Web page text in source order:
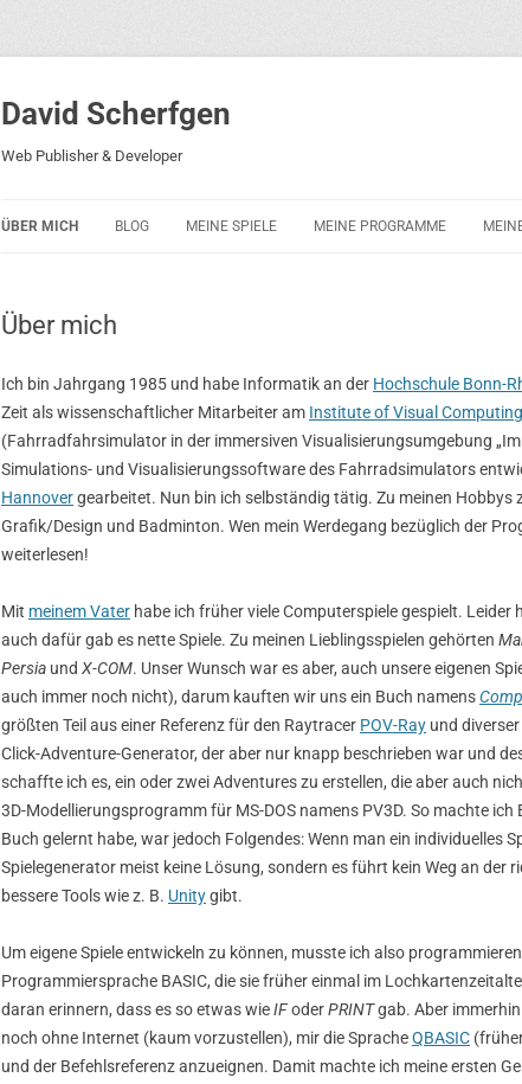
David Scherfgen
Web Publisher & Developer
ÜBER MICH BLOG MEINE SPIELE
RICARDO 2
ROCKET RAGE
ROLLMORAD — GUHASE 2010
MEINE PROGRAMME
Über mich
Ich bin Jahrgang 1985 und habe Informatik an der Hochschule Bonn-
Zeit als wissenschaftlicher Mitarbeiter am Institute of Visual Computing
(Fahrradfahrsimulator in der immersiven Visualisierungsumgebung
Simulations- und Visualisierungssoftware des Fahrradsimulators
Hannovergearbeitet. Nun bin ich selbständig tätig. Zu meinen Hobbys
Grafik/Design und Badminton. Wen mein Werdegang bezüglich der
weiterlesen!
Mit meinem Vater habe ich früher viele Computerspiele gespielt.
auch dafür gab es nette Spiele. Zu meinen Lieblingsspielen gehörten
Persia und X-COM. Unser Wunsch war es aber, auch unsere eigenen
auch immer noch nicht), darum kauften wir uns ein Buch namens
größten Teil aus einer Referenz für den Raytracer POV-Ray und
Click-Adventure-Generator, der aber nur knapp beschrieben war und
schaffte ich es, ein oder zwei Adventures zu erstellen, die aber auch
3D-Modellierungsprogramm für MS-DOS namens PV3D. So machte
Buch gelernt habe, war jedoch Folgendes: Wenn man ein individuelles
Spielegenerator meist keine Lösung, sondern es führt kein Weg an
bessere Tools wie z. B. Unitygibt.
Um eigene Spiele entwickeln zu können, musste ich also
Programmiersprache BASIC, die sie früher einmal im
daran erinnern, dass es so etwas wieIFoderPRINTgab. Aber
noch ohne Internet (kaum vorzustellen), mir die SpracheQBASIC
und der Befehlsreferenz anzueignen. Damit machte ich meine ersten